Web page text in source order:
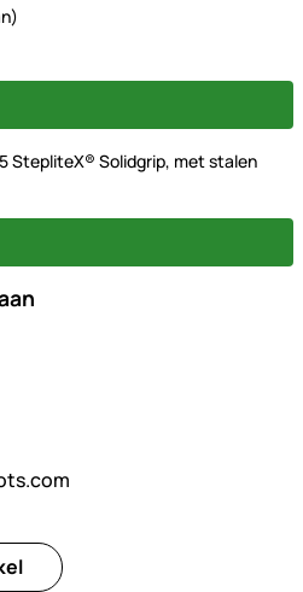
StepliteX® Solidgrip, met stalen